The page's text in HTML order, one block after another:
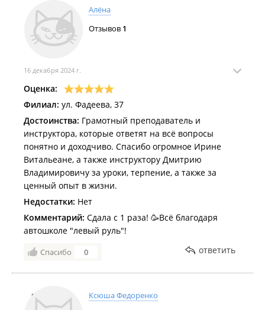
Алëна
Отзывов 1
16 декабря 2024 г.
Оценка:
Филиал: ул. Фадеева, 37
Достоинства: Грамотный преподаватель и
инструктора, которые ответят на всё вопросы
понятно и доходчиво. Спасибо огромное Ирине
Витальеане, а также инструктору Дмитрию
Владимировичу за уроки, терпение, а также за
ценный опыт в жизни.
Недостатки: Нет
Комментарий: Сдала с 1 раза! 🥳Всё благодаря
автошколе "левый руль"!
Спасибо 0 ответить
Ксюша Федоренко